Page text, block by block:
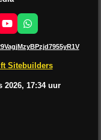
Y
o
u
u
b
e
W
h
a
s
A
p
p
Sitebuilders
2026, 17:34 uur